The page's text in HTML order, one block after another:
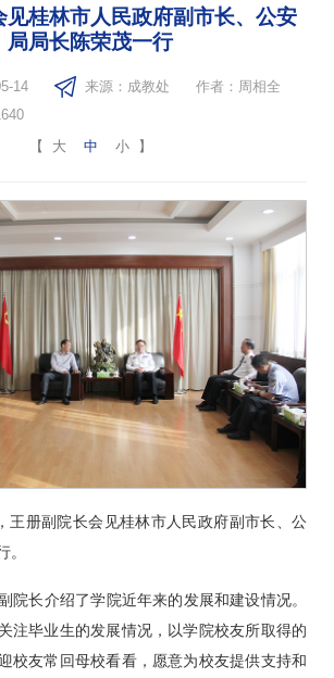
见桂林市人民政府副市长、公安
局局长陈荣茂一行
14 来源：成教处
作者：周相全
【
大 中 小 】
王册副院长会见桂林市人民政府副市长、公
。
院长介绍了学院近年来的发展和建设情况。
注毕业生的发展情况，以学院校友所取得的
校友常回母校看看，愿意为校友提供支持和